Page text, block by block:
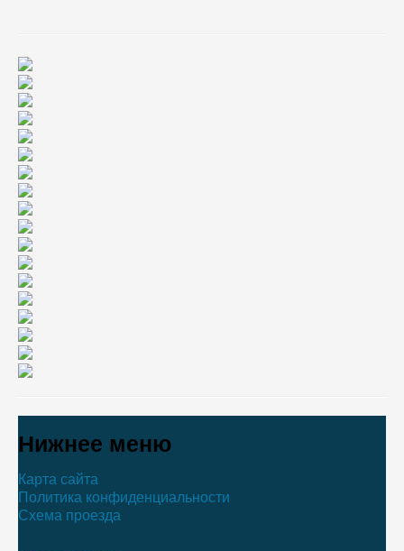
Нижнее меню
Карта сайта
Политика конфиденциальности
Схема проезда